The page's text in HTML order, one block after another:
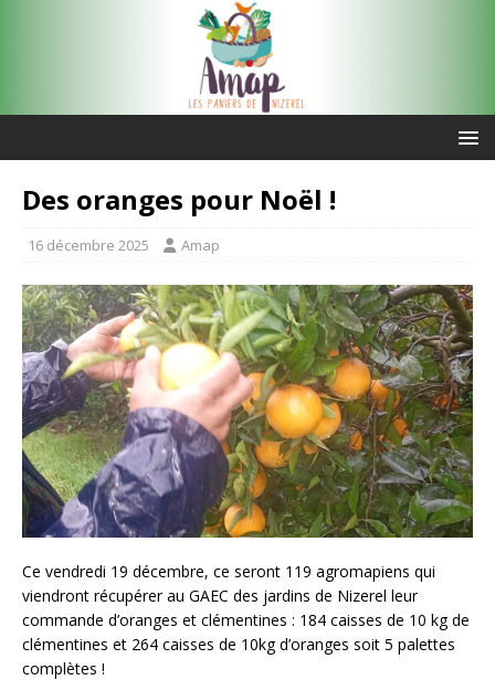
Des oranges pour Noël !
16 décembre 2025 Amap
Ce vendredi 19 décembre, ce seront 119 agromapiens qui
viendront récupérer au GAEC des jardins de Nizerel leur
commande d’oranges et clémentines : 184 caisses de 10 kg de
clémentines et 264 caisses de 10kg d’oranges soit 5 palettes
complètes !